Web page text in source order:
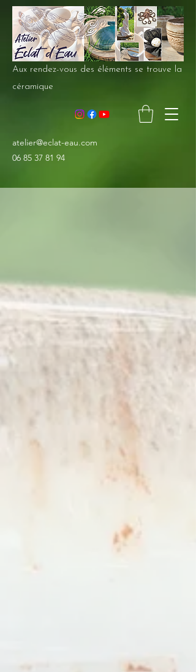
Aux rendez-vous des éléments se trouve la
céramique
atelier@eclat-eau.com
06 85 37 81 94